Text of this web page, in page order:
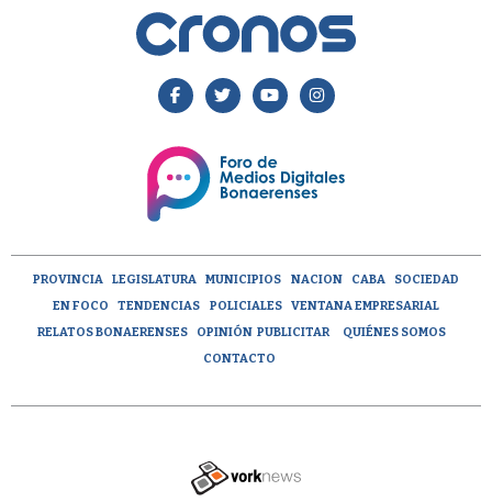
PROVINCIA LEGISLATURA MUNICIPIOS NACION CABA
SOCIEDAD
EN FOCO
TENDENCIAS POLICIALES
VENTANA EMPRESARIAL
RELATOS BONAERENSES
OPINIÓN PUBLICITAR
QUIÉNES SOMOS
CONTACTO